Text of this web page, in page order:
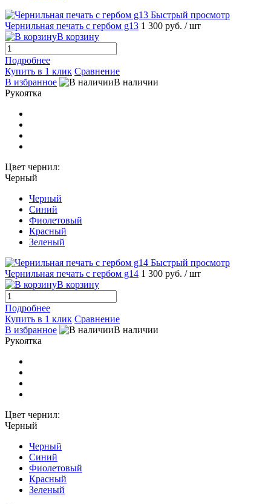
Быстрый просмотр
Чернильная печать с гербом g13 1 300 руб. / шт
В корзину
Подробнее
Купить в 1 клик Сравнение
В избранное
В наличии
Рукоятка
Цвет чернил:
Черный
Черный
Синий
Фиолетовый
Красный
Зеленый
Быстрый просмотр
Чернильная печать с гербом g14 1 300 руб. / шт
В корзину
Подробнее
Купить в 1 клик Сравнение
В избранное
В наличии
Рукоятка
Цвет чернил:
Черный
Черный
Синий
Фиолетовый
Красный
Зеленый